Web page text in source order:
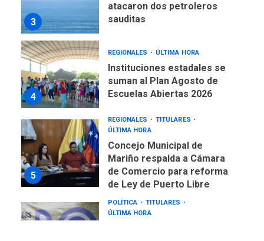
3
atacaron dos petroleros
sauditas
4
REGIONALES ÚLTIMA HORA
Instituciones estadales se
suman al Plan Agosto de
Escuelas Abiertas 2026
5
REGIONALES
TITULARES
ÚLTIMA HORA
Concejo Municipal de
Mariño respalda a Cámara
de Comercio para reforma
de Ley de Puerto Libre
POLÍTICA
TITULARES
ÚLTIMA HORA